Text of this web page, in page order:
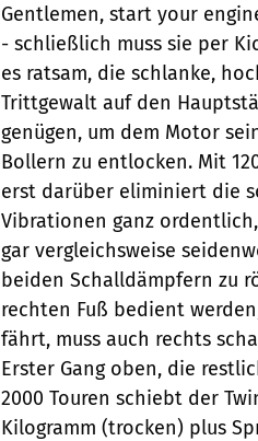
Gentlemen, start your
- schließlich muss sie per
es ratsam, die schlanke,
Trittgewalt auf den
genügen, um dem Motor
Bollern zu entlocken. Mit
erst darüber eliminiert die
Vibrationen ganz
gar vergleichsweise
beiden Schalldämpfern zu
rechten Fuß bedient
fährt, muss auch rechts
Erster Gang oben, die
2000 Touren schiebt der
Kilogramm (trocken) plus